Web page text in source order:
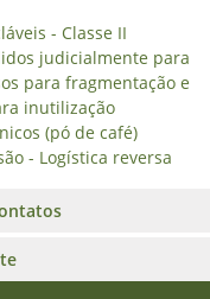
- Classe II
judicialmente para
para fragmentação e
inutilização
(pó de café)
- Logística reversa